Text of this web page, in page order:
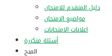
دليل المتقدم للامتحان
مواضيع الامتحان
اعلانات الامتحانات
أسئلة متكررة
المنح